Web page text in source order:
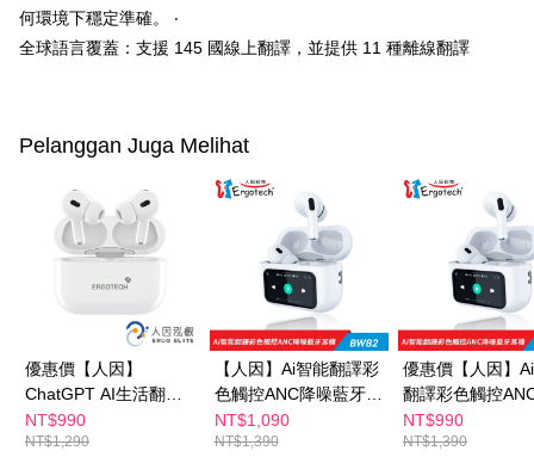
Ketiga, Syarat Perkhidmatan
Perkhidmatan AFTEE Beli Sekarang Bayar Kemudian disediakan oleh NP
Taiwan, Inc. dan AFTEE akan membuat bil kepada pengguna. AFTEE
Data Peribadi, Pemprosesan, Penggunaan"
Jumlah yang diperakui untuk pengguna kali pertama yang lulus
kelulusan boleh sehingga NT$10,000. Jika pengguna tidak membuat
pembayaran dalam tempoh tersebut, yuran pembayaran lewat sebanyak
20% setahun akan dikenakan. Pengguna bawah umur dikehendaki
mendapatkan kebenaran daripada ibu bapa atau penjaga yang sah
untuk menggunakan AFTEE.
Sila hubungi NP Taiwan Inc. di cs_tw@netprotections.co.jpjika anda
mempunyai sebarang kebimbangan mengenai pemprosesan dan
penggunaan pada data peribadi. Jika anda tidak bersetuju dengan data
peribadi yang disenaraikan seperti di atas akan dikumpul dan digunakan
oleh AFTEE, sila jangan gunakan perkhidmatan ini.
何環境下穩定準確。 ‧
全球語言覆蓋：支援 145 國線上翻譯，並提供 11 種離線翻譯
Pelanggan Juga Melihat
優惠價【人因】
ChatGPT AI生活翻譯
TWS耳機BW72W
NT$990
NT$1,290
【人因】Ai智能翻譯彩
色觸控ANC降噪藍牙耳
機BW82W
NT$1,090
NT$1,390
優惠價【人因】
翻譯彩色觸控
藍牙耳機BW82W
NT$990
NT$1,390